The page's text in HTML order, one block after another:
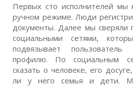
Первых сто исполнителей мы
ручном режиме. Люди
документы. Далее мы сверяли
социальными сетями,
подвязывает
профилю. По социальным
сказать о человеке, его
ли у него семья и дети.